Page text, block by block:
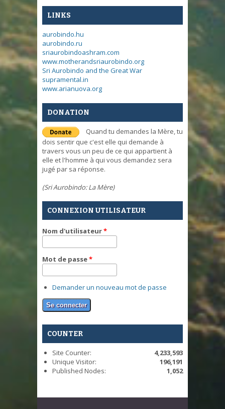
LINKS
aurobindo.hu
aurobindo.ru
sriaurobindoashram.com
www.motherandsriaurobindo.org
Sri Aurobindo and the Great War
supramental.in
www.arianuova.org
DONATION
Quand tu demandes la Mère, tu
dois sentir que c'est elle qui demande à
travers vous un peu de ce qui appartient à
elle et l'homme à qui vous demandez sera
jugé par sa réponse.
(Sri Aurobindo: La Mère)
CONNEXION UTILISATEUR
Nom d'utilisateur*
Mot de passe*
Demander un nouveau mot de passe
COUNTER
Site Counter:
4,233,593
Unique Visitor:
196,191
Published Nodes:
1,052